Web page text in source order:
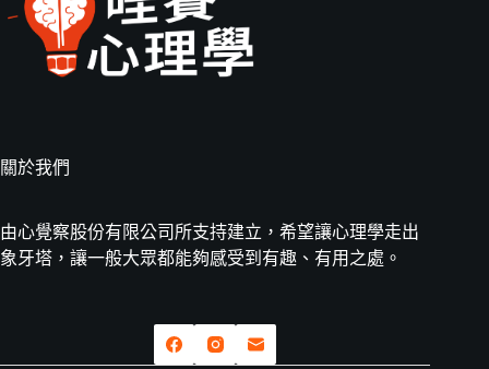
關於我們
由心覺察股份有限公司所支持建立，希望讓心理學走出
象牙塔，讓一般大眾都能夠感受到有趣、有用之處。